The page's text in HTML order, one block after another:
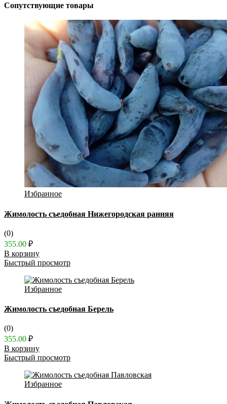
Сопутствующие товары
Избранное
Жимолость съедобная Нижегородская ранняя
(0)
355.00 ₽
В корзину
Быстрый просмотр
Избранное
Жимолость съедобная Берель
(0)
355.00 ₽
В корзину
Быстрый просмотр
Избранное